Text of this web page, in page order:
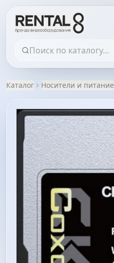
Каталог Носители и питание